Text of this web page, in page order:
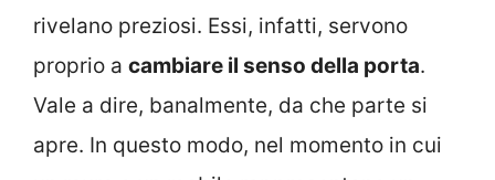
rivelano preziosi. Essi, infatti, servono
proprio a cambiare il senso della porta.
Vale a dire, banalmente, da che parte si
apre. In questo modo, nel momento in cui